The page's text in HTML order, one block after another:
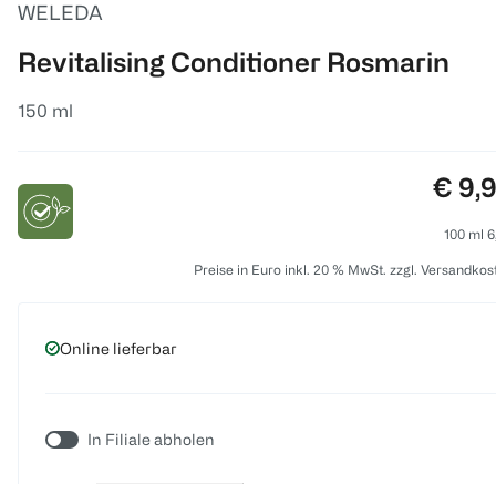
WELEDA
Revitalising Conditioner Rosmarin
150 ml
€
100 ml
Preise in Euro inkl. 20 % MwSt. zzgl.
Online lieferbar
In Filiale abholen